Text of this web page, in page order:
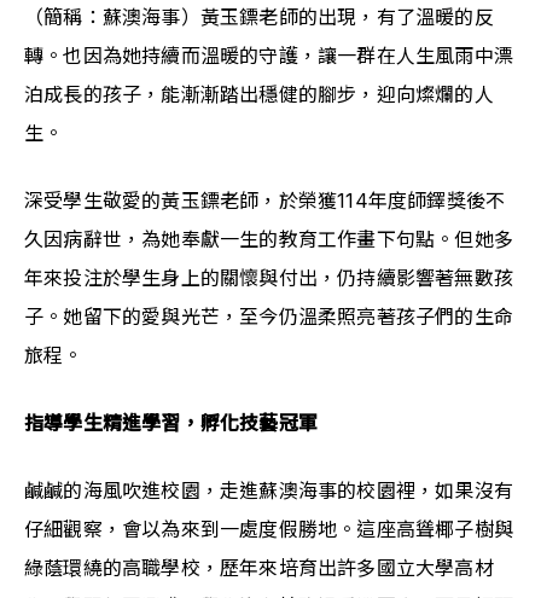
（簡稱：蘇澳海事）黃玉鏢老師的出現，有了溫暖的反
轉。也因為她持續而溫暖的守護，讓一群在人生風雨中漂
泊成長的孩子，能漸漸踏出穩健的腳步，迎向燦爛的人
生。
深受學生敬愛的黃玉鏢老師，於榮獲114年度師鐸獎後不
久因病辭世，為她奉獻一生的教育工作畫下句點。但她多
年來投注於學生身上的關懷與付出，仍持續影響著無數孩
子。她留下的愛與光芒，至今仍溫柔照亮著孩子們的生命
旅程。
指導學生精進學習，孵化技藝冠軍
鹹鹹的海風吹進校園，走進蘇澳海事的校園裡，如果沒有
仔細觀察，會以為來到一處度假勝地。這座高聳椰子樹與
綠蔭環繞的高職學校，歷年來培育出許多國立大學高材